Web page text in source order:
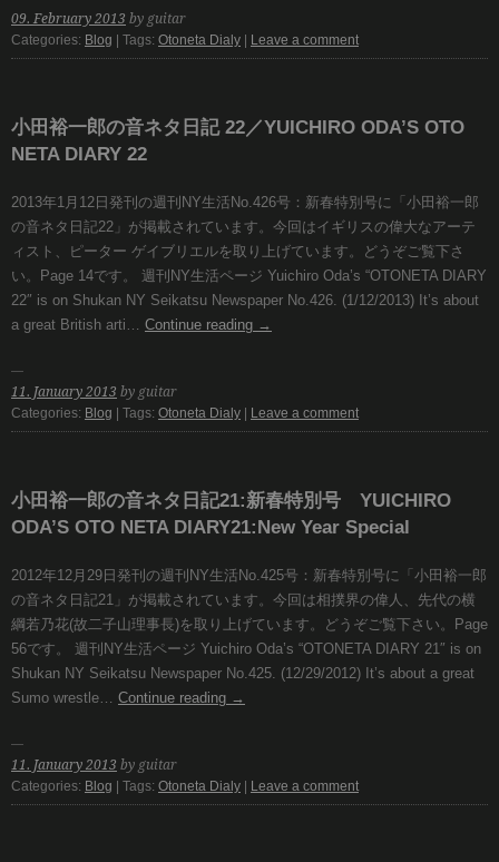
09. February 2013 by guitar
Categories: Blog | Tags: Otoneta Dialy Leave a comment
小田裕一郎の音ネタ日記 22／YUICHIRO ODA’S OTO
NETA DIARY 22
2013年1月12日発刊の週刊NY生活No.426号：新春特別号に「小田裕一郎
の音ネタ日記22」が掲載されています。今回はイギリスの偉大なアーテ
ィスト、ピーター ゲイブリエルを取り上げています。どうぞご覧下さ
い。Page 14です。 週刊NY生活ページ Yuichiro Oda’s “OTONETA DIARY
22″ is on Shukan NY Seikatsu Newspaper No.426. (1/12/2013) It’s about
a great British arti… Continue reading →
11. January 2013 by guitar
Categories: Blog | Tags: Otoneta Dialy Leave a comment
小田裕一郎の音ネタ日記21:新春特別号 YUICHIRO
ODA’S OTO NETA DIARY21:New Year Special
2012年12月29日発刊の週刊NY生活No.425号：新春特別号に「小田裕一郎
の音ネタ日記21」が掲載されています。今回は相撲界の偉人、先代の横
綱若乃花(故二子山理事長)を取り上げています。どうぞご覧下さい。Page
56です。 週刊NY生活ページ Yuichiro Oda’s “OTONETA DIARY 21″ is on
Shukan NY Seikatsu Newspaper No.425. (12/29/2012) It’s about a great
Sumo wrestle… Continue reading →
11. January 2013 by guitar
Categories: Blog | Tags: Otoneta Dialy Leave a comment